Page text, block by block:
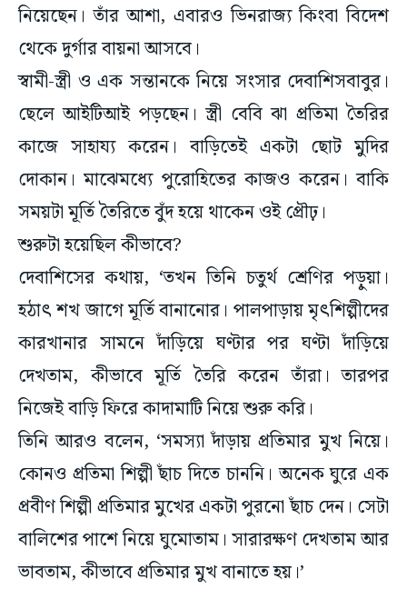
নিয়েছেন। তাঁর আশা, এবারও ভিনরাজ্য কিংবা বিদেশ
থেকে দুর্গার বায়না আসবে।
স্বামী-স্ত্রী ও এক সন্তানকে নিয়ে সংসার দেবাশিসবাবুর।
ছেলে আইটিআই পড়ছেন। স্ত্রী বেবি ঝা প্রতিমা তৈরির
কাজে সাহায্য করেন। বাড়িতেই একটা ছোট মুদির
দোকান। মাঝেমধ্যে পুরোহিতের কাজও করেন। বাকি
সময়টা মূর্তি তৈরিতে বুঁদ হয়ে থাকেন ওই প্রৌঢ়।
শুরুটা হয়েছিল কীভাবে?
দেবাশিসের কথায়, ‘তখন তিনি চতুর্থ শ্রেণির পড়ুয়া।
হঠাৎ শখ জাগে মূর্তি বানানোর। পালপাড়ায় মৃৎশিল্পীদের
কারখানার সামনে দাঁড়িয়ে ঘণ্টার পর ঘণ্টা দাঁড়িয়ে
দেখতাম, কীভাবে মূর্তি তৈরি করেন তাঁরা। তারপর
নিজেই বাড়ি ফিরে কাদামাটি নিয়ে শুরু করি।
তিনি আরও বলেন, ‘সমস্যা দাঁড়ায় প্রতিমার মুখ নিয়ে।
কোনও প্রতিমা শিল্পী ছাঁচ দিতে চাননি। অনেক ঘুরে এক
প্রবীণ শিল্পী প্রতিমার মুখের একটা পুরনো ছাঁচ দেন। সেটা
বালিশের পাশে নিয়ে ঘুমোতাম। সারারক্ষণ দেখতাম আর
ভাবতাম, কীভাবে প্রতিমার মুখ বানাতে হয়।’